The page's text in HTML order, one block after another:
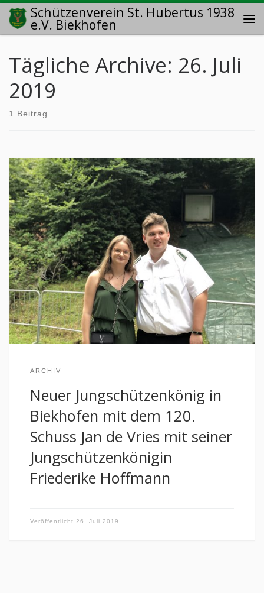
Zum Inhalt springen
Schützenverein St. Hubertus 1938
e.V. Biekhofen
Tägliche Archive: 26. Juli
2019
1 Beitrag
ARCHIV
Neuer Jungschützenkönig in
Biekhofen mit dem 120.
Schuss Jan de Vries mit seiner
Jungschützenkönigin
Friederike Hoffmann
Veröffentlicht 26. Juli 2019